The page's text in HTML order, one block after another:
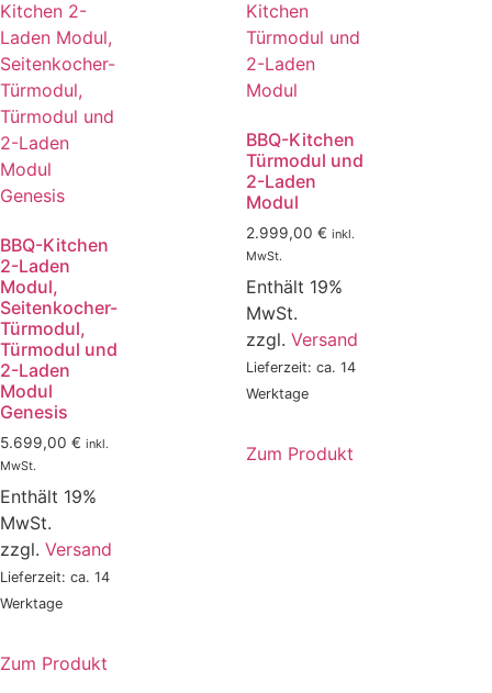
BBQ-Kitchen
2-Laden
Modul,
Seitenkocher-
Türmodul,
Türmodul und
2-Laden
Modul
Genesis
5.699,00 € inkl.
MwSt.
Enthält 19%
MwSt.
zzgl. Versand
Lieferzeit: ca. 14
Werktage
Zum Produkt
BBQ-Kitchen
Türmodul und
2-Laden
Modul
2.999,00 € inkl.
MwSt.
Enthält 19%
MwSt.
zzgl. Versand
Lieferzeit: ca. 14
Werktage
Zum Produkt